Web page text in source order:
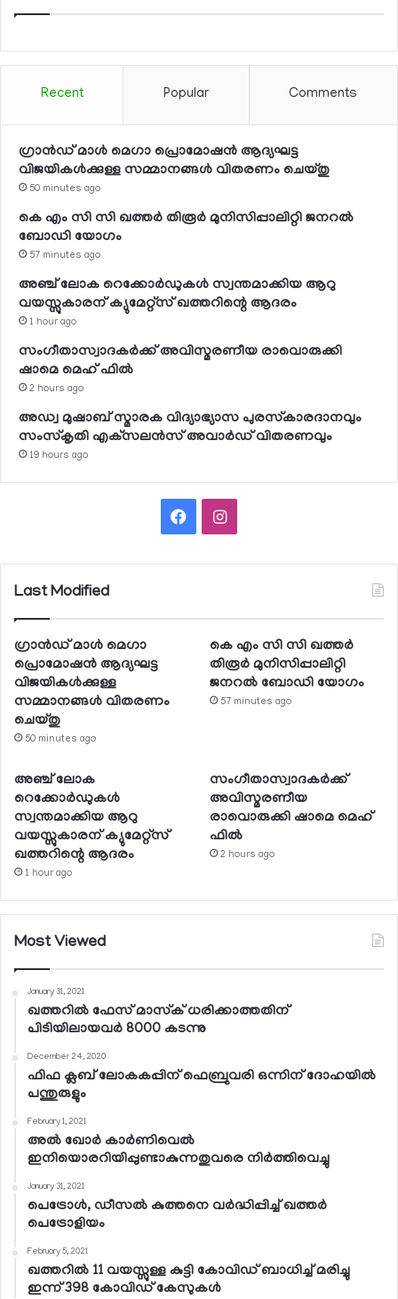
Recent Popular Comments
ഗ്രാന്‍ഡ് മാള്‍ മെഗാ പ്രൊമോഷന്‍ ആദ്യഘട്ട
വിജയികള്‍ക്കുള്ള സമ്മാനങ്ങള്‍ വിതരണം ചെയ്തു
50 minutes ago
കെ എം സി സി ഖത്തര്‍ തിരൂര്‍ മുനിസിപ്പാലിറ്റി ജനറല്‍
ബോഡി യോഗം
57 minutes ago
അഞ്ച് ലോക റെക്കോര്‍ഡുകള്‍ സ്വന്തമാക്കിയ ആറു
വയസ്സുകാരന് ക്യുമേറ്റ്‌സ് ഖത്തറിന്റെ ആദരം
1 hour ago
സംഗീതാസ്വാദകര്‍ക്ക് അവിസ്മരണീയ രാവൊരുക്കി
ഷാമെ മെഹ് ഫില്‍
2 hours ago
അഡ്വ മുഷാബ് സ്മാരക വിദ്യാഭ്യാസ പുരസ്‌കാരദാനവും
സംസ്‌കൃതി എക്‌സലന്‍സ് അവാര്‍ഡ് വിതരണവും
19 hours ago
FacebookInstagram
Last Modified
ഗ്രാന്‍ഡ് മാള്‍ മെഗാ
പ്രൊമോഷന്‍ ആദ്യഘട്ട
വിജയികള്‍ക്കുള്ള
സമ്മാനങ്ങള്‍ വിതരണം
ചെയ്തു
50 minutes ago
കെ എം സി സി ഖത്തര്‍
തിരൂര്‍ മുനിസിപ്പാലിറ്റി
ജനറല്‍ ബോഡി യോഗം
57 minutes ago
അഞ്ച് ലോക
റെക്കോര്‍ഡുകള്‍
സ്വന്തമാക്കിയ ആറു
വയസ്സുകാരന് ക്യുമേറ്റ്‌സ്
ഖത്തറിന്റെ ആദരം
1 hour ago
സംഗീതാസ്വാദകര്‍ക്ക്
അവിസ്മരണീയ
രാവൊരുക്കി ഷാമെ മെഹ്
ഫില്‍
2 hours ago
Most Viewed
January 31, 2021
ഖത്തറില്‍ ഫേസ് മാസ്‌ക് ധരിക്കാത്തതിന്
പിടിയിലായവര്‍ 8000 കടന്നു
December 24, 2020
ഫിഫ ക്ലബ് ലോകകപ്പിന് ഫെബ്രുവരി ഒന്നിന് ദോഹയില്‍
പന്തുരുളും
February 1, 2021
അല്‍ ഖോര്‍ കാര്‍ണിവെല്‍
ഇനിയൊരറിയിപ്പുണ്ടാകുന്നതുവരെ നിര്‍ത്തിവെച്ചു
January 31, 2021
പെട്രോള്‍, ഡീസല്‍ കുത്തനെ വര്‍ദ്ധിപ്പിച്ച് ഖത്തര്‍
പെട്രോളിയം
February 5, 2021
ഖത്തറില്‍ 11 വയസ്സുള്ള കുട്ടി കോവിഡ് ബാധിച്ച് മരിച്ചു
ഇന്ന് 398 കോവിഡ് കേസുകള്‍